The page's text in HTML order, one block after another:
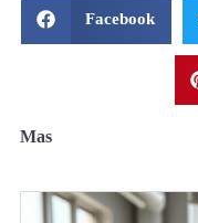
Facebook
Mas